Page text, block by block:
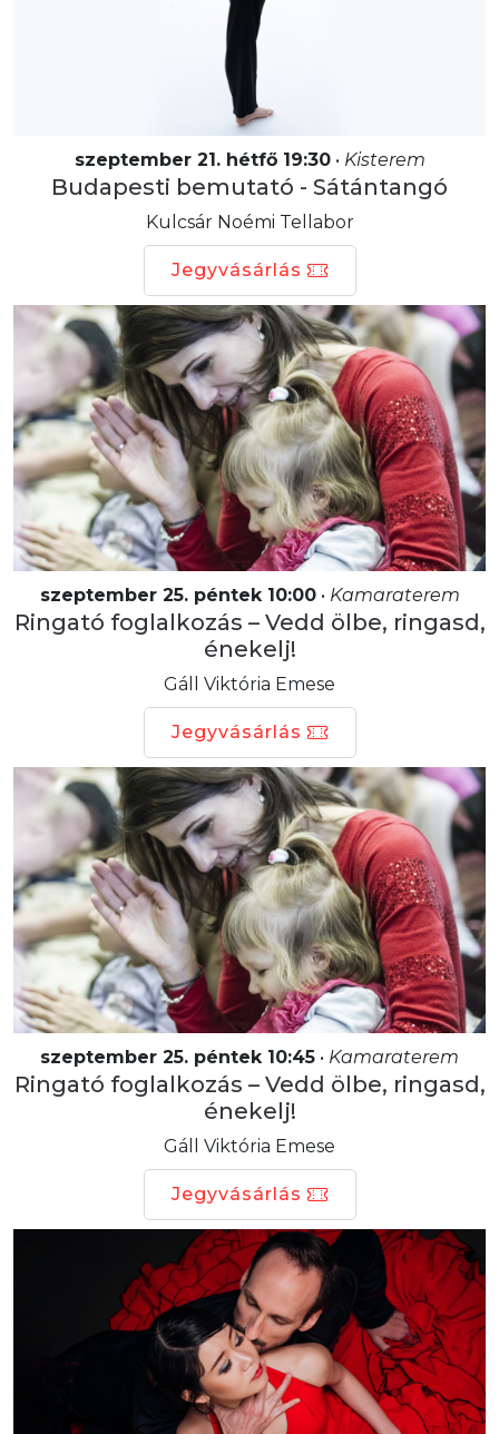
szeptember 21. hétfő 19:30• Kisterem
Budapesti bemutató - Sátántangó
Kulcsár Noémi Tellabor
Jegyvásárlás
szeptember 25. péntek 10:00• Kamaraterem
Ringató foglalkozás – Vedd ölbe, ringasd,
énekelj!
Gáll Viktória Emese
Jegyvásárlás
szeptember 25. péntek 10:45 • Kamaraterem
Ringató foglalkozás – Vedd ölbe, ringasd,
énekelj!
Gáll Viktória Emese
Jegyvásárlás